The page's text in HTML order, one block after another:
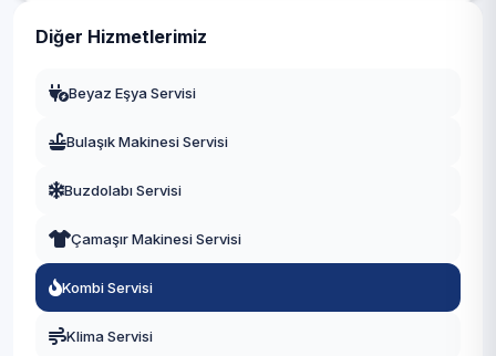
Diğer Hizmetlerimiz
Beyaz Eşya Servisi
Bulaşık Makinesi Servisi
Buzdolabı Servisi
Çamaşır Makinesi Servisi
Kombi Servisi
Klima Servisi